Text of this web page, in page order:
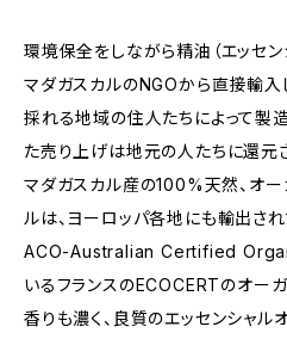
環境保全をしながら精油（エッセン
マダガスカルのNGOから直接輸入
採れる地域の住人たちによって製
た売り上げは地元の人たちに還元
マダガスカル産の100%天然、オー
ルは、ヨーロッパ各地にも輸出さ
ACO-Australian Certified
いるフランスのECOCERTのオー
香りも濃く、良質のエッセンシャル